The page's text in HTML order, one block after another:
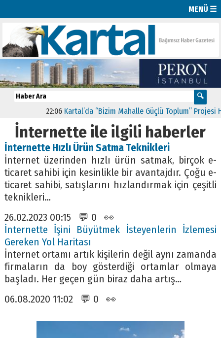
MENÜ ☰
22:06 Kartal’da “Bizim Mahalle Güçlü Toplum” Projesi
İnternette ile ilgili haberler
İnternette Hızlı Ürün Satma Teknikleri
İnternet üzerinden hızlı ürün satmak, birçok e-
ticaret sahibi için kesinlikle bir avantajdır. Çoğu e-
ticaret sahibi, satışlarını hızlandırmak için çeşitli
teknikleri…
26.02.2023 00:15 💬 0 👀
İnternette İşini Büyütmek İsteyenlerin İzlemesi
Gereken Yol Haritası
İnternet ortamı artık kişilerin değil aynı zamanda
firmaların da boy gösterdiği ortamlar olmaya
başladı. Her geçen gün biraz daha artış…
06.08.2020 11:02 💬 0 👀